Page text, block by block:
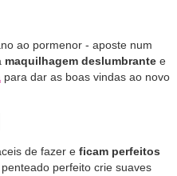
ao pormenor - aposte num
maquilhagem deslumbrante e
para dar as boas vindas ao novo
de fazer e ficam perfeitos
penteado perfeito crie suaves